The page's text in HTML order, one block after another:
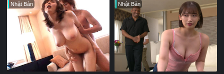
Nhật Bản Nhật Bản